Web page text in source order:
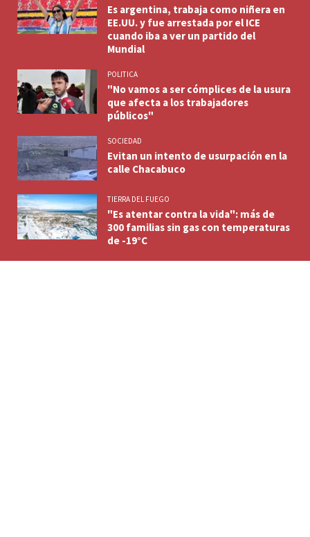
Es argentina, trabaja como niñera en
EE.UU. y fue arrestada por el ICE
cuando iba a ver un partido del
Mundial
POLITICA
"No vamos a ser cómplices de la usura
que afecta a los trabajadores
públicos"
SOCIEDAD
Evitan un intento de usurpación en la
calle Chacabuco
TIERRA DEL FUEGO
"Es atentar contra la vida": más de
300 familias sin gas con temperaturas
de -19°C